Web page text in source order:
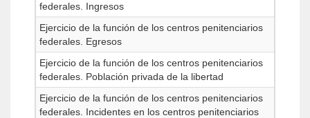
federales. Ingresos
Ejercicio de la función de los centros penitenciarios
federales. Egresos
Ejercicio de la función de los centros penitenciarios
federales. Población privada de la libertad
Ejercicio de la función de los centros penitenciarios
federales. Incidentes en los centros penitenciarios